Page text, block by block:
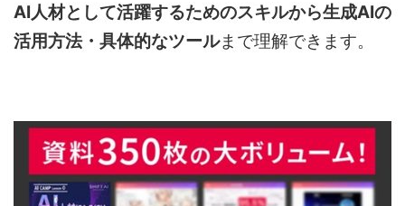
AI人材として活躍するためのスキルから生成AIの
活用方法・具体的なツールまで理解できます。